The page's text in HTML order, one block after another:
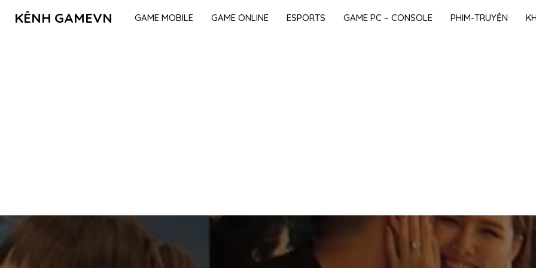
KÊNH GAMEVN GAME MOBILE GAME ONLINE ESPORTS GAME PC – CONSOLE PHIM-TRUYỆN